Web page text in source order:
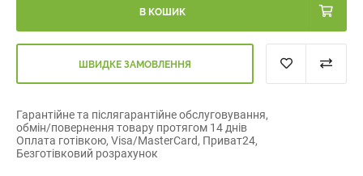
В КОШИК
ШВИДКЕ ЗАМОВЛЕННЯ
Гарантійне та післягарантійне обслуговування,
обмін/повернення товару протягом 14 днів
Оплата готівкою, Visa/MasterCard, Приват24,
Безготівковий розрахунок